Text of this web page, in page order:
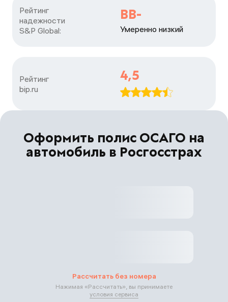
Рейтинг
надежности
S&P Global:
BB-
Умеренно низкий
Рейтинг
bip.ru
4,5
Оформить полис ОСАГО на
автомобиль в Росгосстрах
Рассчитать без номера
Нажимая «Рассчитать», вы принимаете
условия сервиса